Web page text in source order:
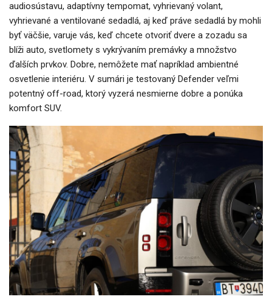
audiosústavu, adaptívny tempomat, vyhrievaný volant,
vyhrievané a ventilované sedadlá, aj keď práve sedadlá by mohli
byť väčšie, varuje vás, keď chcete otvoriť dvere a zozadu sa
blíži auto, svetlomety s vykrývaním premávky a množstvo
ďalších prvkov. Dobre, nemôžete mať napríklad ambientné
osvetlenie interiéru. V sumári je testovaný Defender veľmi
potentný off-road, ktorý vyzerá nesmierne dobre a ponúka
komfort SUV.